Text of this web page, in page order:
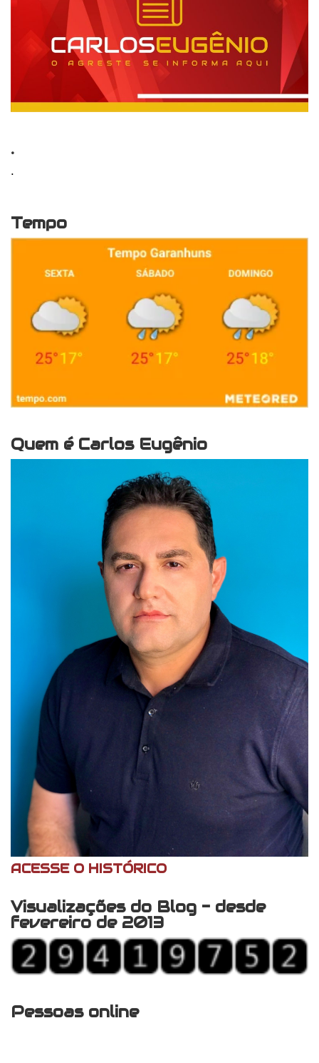
.
.
Tempo
Quem é Carlos Eugênio
ACESSE O HISTÓRICO
Visualizações do Blog - desde
fevereiro de 2013
Pessoas online